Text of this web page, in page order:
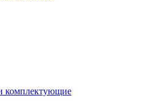
комплектующие